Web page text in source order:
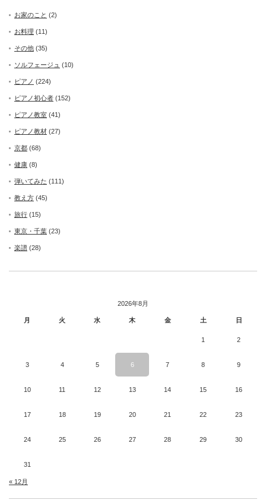
お家のこと (2)
お料理 (11)
その他 (35)
ソルフェージュ (10)
ピアノ (224)
ピアノ初心者 (152)
ピアノ教室 (41)
ピアノ教材 (27)
京都 (68)
健康 (8)
弾いてみた (111)
教え方 (45)
旅行 (15)
東京・千葉 (23)
楽譜 (28)
2026年8月
月 火 水 木 金 土 日
1 2
3 4 5 6 7 8 9
10 11 12 13 14 15 16
17 18 19 20 21 22 23
24 25 26 27 28 29 30
31
« 12月